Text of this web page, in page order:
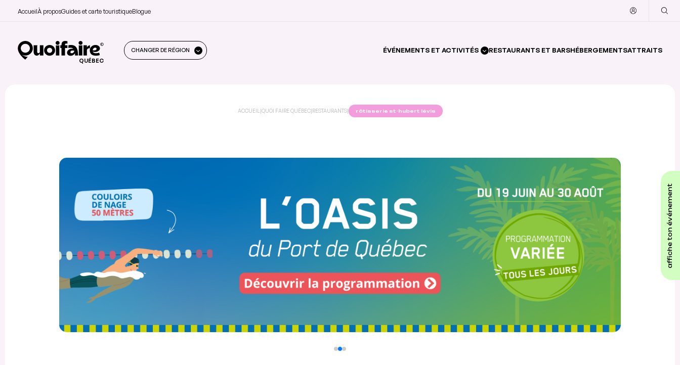
AccueilÀ proposGuides et carte touristiqueBlogue
QUÉBEC
CHANGER DE RÉGION ÉVÉNEMENTS ET ACTIVITÉS RESTAURANTS ET BARSHÉBERGEMENTSATTRAITS
affiche ton événement
ACCUEIL |QUOI FAIRE QUÉBEC|RESTAURANTS| rôtisserie st-hubert lévis